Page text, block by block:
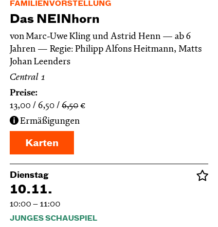
FAMILIENVORSTELLUNG
Das NEIN­horn
von Marc-Uwe Kling und Astrid Henn
ab 6
Jahren
Regie: Philipp Alfons Heitmann, Matts
Johan Leenders
Central 1
Preise:
13,00
6,50 6,50 €
Ermäßigungen
Karten
Dienstag
10.11.
10:00 – 11:00
JUNGES SCHAUSPIEL